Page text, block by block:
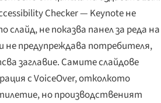
Checker — Keynote не
слайд, не показва панел за реда на
не предупреждава потребителя,
заглавие. Самите слайдове
с VoiceOver, отколкото
но производственият